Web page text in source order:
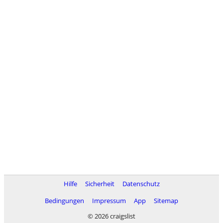
Hilfe Sicherheit
Datenschutz
Bedingungen
Impressum App
Sitemap
© 2026 craigslist